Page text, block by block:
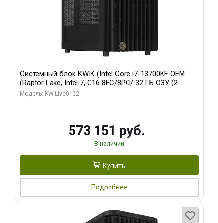
Системный блок KWIK (Intel Core i7-13700KF OEM
(Raptor Lake, Intel 7, C16 8EC/8PC/ 32 ГБ ОЗУ (2
модуля)/ Afox RTX4090 24GB GDDR6X 384-Bit 3xDP
Модель: KW-Live0102
573 151 руб.
В наличии
Купить
Подробнее